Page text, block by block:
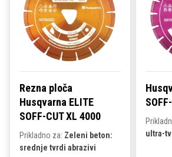
Rezna ploča
Husqvarna ELITE
SOFF-CUT XL 4000
Prikladno za: Zeleni beton:
srednje tvrdi abrazivi
ultra-